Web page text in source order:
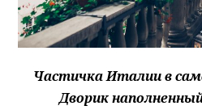
Частичка Италии в
Дворик